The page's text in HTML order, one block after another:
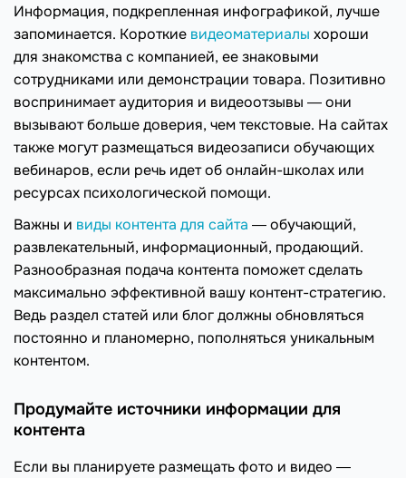
Информация, подкрепленная инфографикой, лучше
запоминается. Короткие видеоматериалы хороши
для знакомства с компанией, ее знаковыми
сотрудниками или демонстрации товара. Позитивно
воспринимает аудитория и видеоотзывы ― они
вызывают больше доверия, чем текстовые. На сайтах
также могут размещаться видеозаписи обучающих
вебинаров, если речь идет об онлайн-школах или
ресурсах психологической помощи.
Важны и виды контента для сайта ― обучающий,
развлекательный, информационный, продающий.
Разнообразная подача контента поможет сделать
максимально эффективной вашу контент-стратегию.
Ведь раздел статей или блог должны обновляться
постоянно и планомерно, пополняться уникальным
контентом.
Продумайте источники информации для
контента
Если вы планируете размещать фото и видео ―